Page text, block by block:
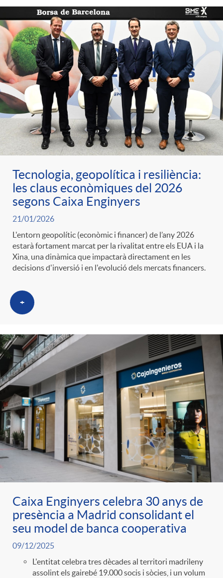
Tecnologia, geopolítica i resiliència:
les claus econòmiques del 2026
segons Caixa Enginyers
21/01/2026
L'entorn geopolític (econòmic i financer) de l’any 2026
estarà fortament marcat per la rivalitat entre els EUA i la
Xina, una dinàmica que impactarà directament en les
decisions d'inversió i en l'evolució dels mercats financers.
+
Caixa Enginyers celebra 30 anys de
presència a Madrid consolidant el
seu model de banca cooperativa
09/12/2025
L'entitat celebra tres dècades al territori madrileny
assolint els gairebé 19.000 socis i sòcies, i un volum